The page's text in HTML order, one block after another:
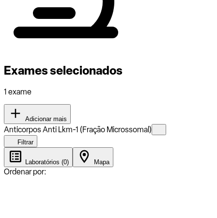
Exames selecionados
1 exame
Adicionar mais
Anticorpos Anti Lkm-1 (Fração Microssomal)
Filtrar
Laboratórios (0) Mapa
Ordenar por: